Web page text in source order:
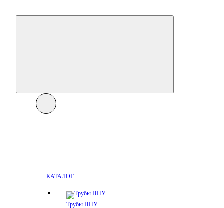
КАТАЛОГ
Трубы ППУ